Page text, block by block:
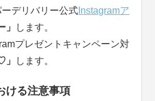
ーデリバリー公式 Instagramア
」
します。
プレゼントキャンペーン対
」 します。
ける注意事項